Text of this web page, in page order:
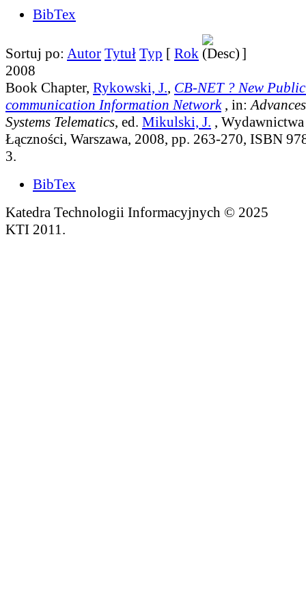
BibTex
Sortuj po: Autor Tytuł Typ [ Rok
]
2008
Book Chapter, Rykowski, J., CB-NET ? New
communication Information Network, in:
Systems Telematics, ed. Mikulski, J. ,
Łączności, Warszawa, 2008, pp. 263-270, ISBN
3.
BibTex
Katedra Technologii Informacyjnych © 2025
KTI 2011.